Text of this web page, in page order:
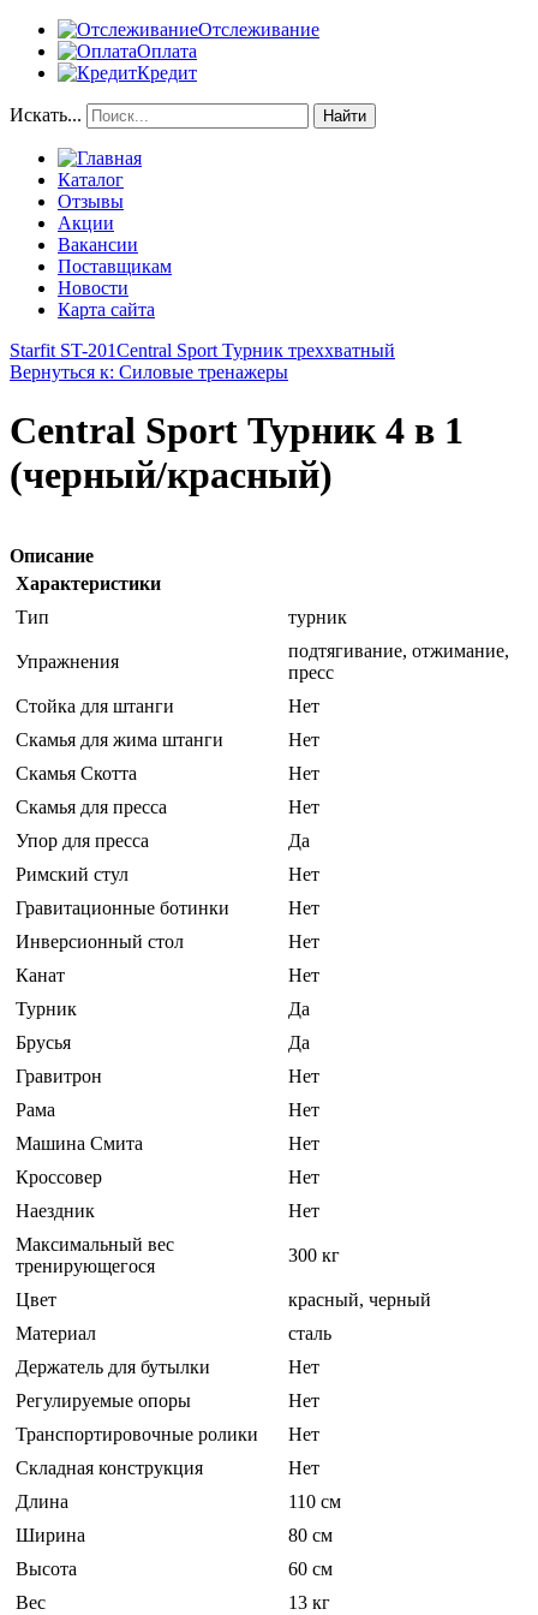
Отслеживание
Оплата
Кредит
Искать... Найти
Каталог
Отзывы
Акции
Вакансии
Поставщикам
Новости
Карта сайта
Starfit ST-201Central Sport Турник треххватный
Вернуться к: Силовые тренажеры
Central Sport Турник 4 в 1
(черный/красный)
Описание
Характеристики
Тип
турник
Упражнения
подтягивание, отжимание,
пресс
Стойка для штанги
Нет
Скамья для жима штанги
Нет
Скамья Скотта
Нет
Скамья для пресса
Нет
Упор для пресса
Да
Римский стул
Нет
Гравитационные ботинки
Нет
Инверсионный стол
Нет
Канат
Нет
Турник
Да
Брусья
Да
Гравитрон
Нет
Рама
Нет
Машина Смита
Нет
Кроссовер
Нет
Наездник
Нет
Максимальный вес
тренирующегося
300 кг
Цвет
красный, черный
Материал
сталь
Держатель для бутылки
Нет
Регулируемые опоры
Нет
Транспортировочные ролики
Нет
Складная конструкция
Нет
Длина
110 см
Ширина
80 см
Высота
60 см
Вес
13 кг